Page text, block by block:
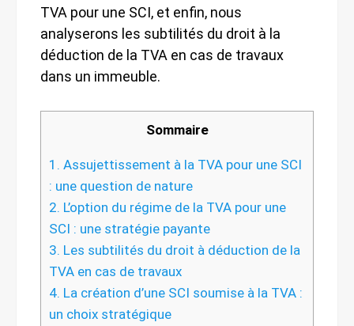
TVA pour une SCI, et enfin, nous
analyserons les subtilités du droit à la
déduction de la TVA en cas de travaux
dans un immeuble.
Sommaire
1. Assujettissement à la TVA pour une SCI
: une question de nature
2. L’option du régime de la TVA pour une
SCI : une stratégie payante
3. Les subtilités du droit à déduction de la
TVA en cas de travaux
4. La création d’une SCI soumise à la TVA :
un choix stratégique